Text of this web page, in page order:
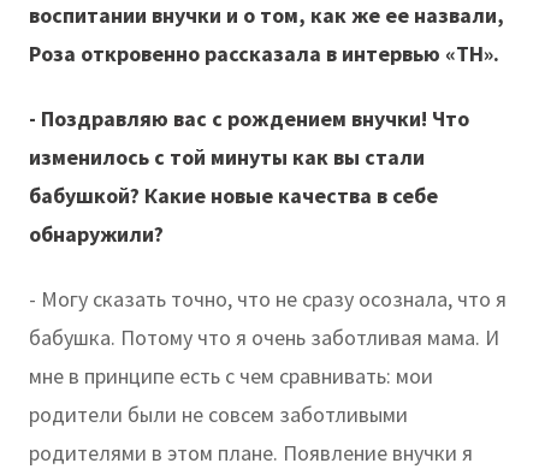
воспитании внучки и о том, как же ее назвали,
Роза откровенно рассказала в интервью «ТН».
- Поздравляю вас с рождением внучки! Что
изменилось с той минуты как вы стали
бабушкой? Какие новые качества в себе
обнаружили?
- Могу сказать точно, что не сразу осознала, что я
бабушка. Потому что я очень заботливая мама. И
мне в принципе есть с чем сравнивать: мои
родители были не совсем заботливыми
родителями в этом плане. Появление внучки я